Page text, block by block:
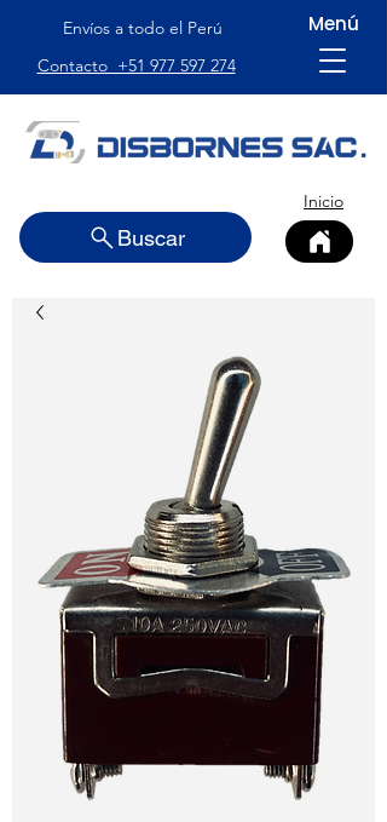
Envíos a todo el Perú
Contacto +51 977 597 274
Menú
Inicio
Buscar